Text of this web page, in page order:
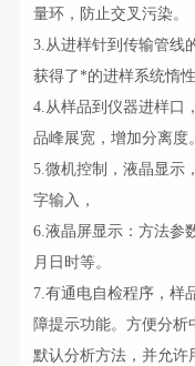
量环，防止交叉污染。
3.从进样针到传输管线
获得了*的进样系统惰性
4.从样品到仪器进样口
品峰展宽，增加分离度
5.微机控制，液晶显示
字输入，
6.液晶屏显示：方法参
月日时等。
7.有通电自检程序，样
障提示功能。方便分
默认分析方法，并允许